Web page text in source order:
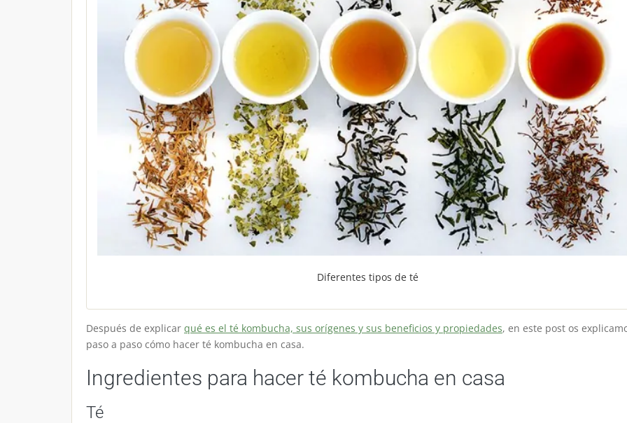
Diferentes tipos de té
Después de explicar qué es el té kombucha, sus orígenes y sus beneficios y propiedades, en este post os
paso a paso cómo hacer té kombucha en casa.
Ingredientes para hacer té kombucha en casa
Té